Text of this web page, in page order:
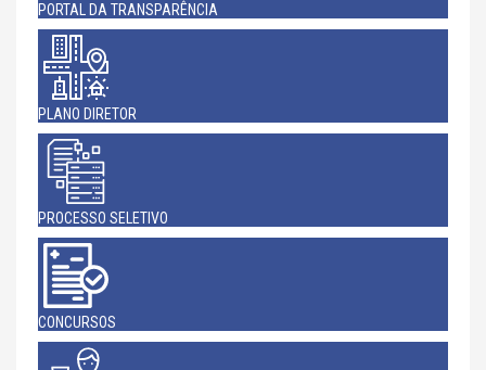
PORTAL DA TRANSPARÊNCIA
PLANO DIRETOR
PROCESSO SELETIVO
CONCURSOS